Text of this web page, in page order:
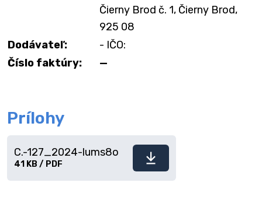
Čierny Brod č. 1, Čierny Brod,
925 08
Dodávateľ:
- IČO:
Číslo faktúry:
—
Prílohy
Stiahnuť
C.-127_2024-lums8o
41 KB / PDF